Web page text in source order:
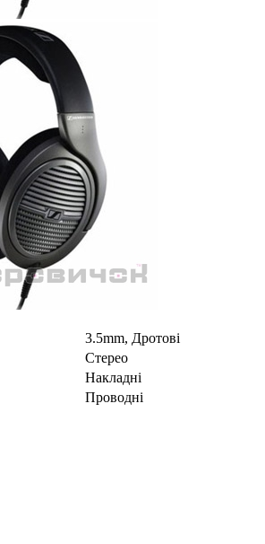
3.5mm, Дротові
Стерео
Накладні
Проводні